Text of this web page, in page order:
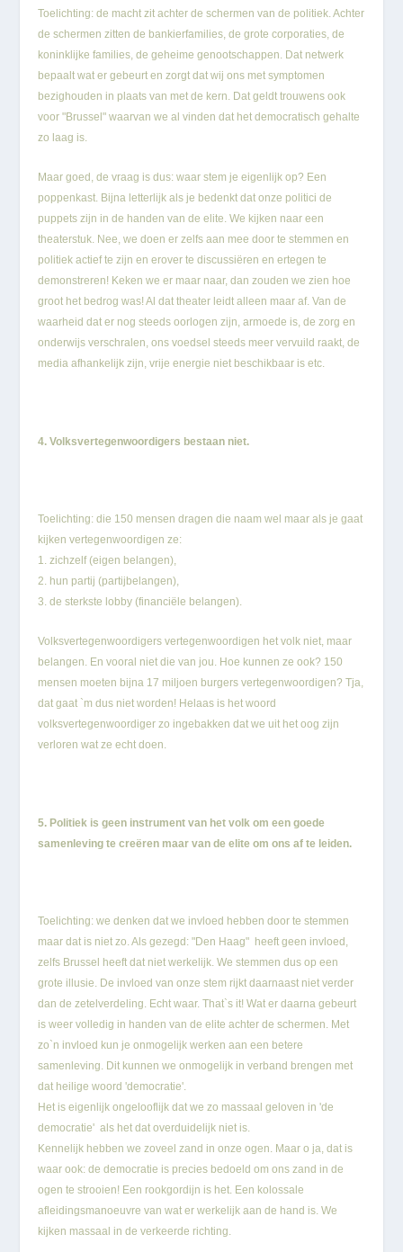
Toelichting: de macht zit achter de schermen van de politiek. Achter
de schermen zitten de bankierfamilies, de grote corporaties, de
koninklijke families, de geheime genootschappen. Dat netwerk
bepaalt wat er gebeurt en zorgt dat wij ons met symptomen
bezighouden in plaats van met de kern. Dat geldt trouwens ook
voor "Brussel" waarvan we al vinden dat het democratisch gehalte
zo laag is.
Maar goed, de vraag is dus: waar stem je eigenlijk op? Een
poppenkast. Bijna letterlijk als je bedenkt dat onze politici de
puppets zijn in de handen van de elite. We kijken naar een
theaterstuk. Nee, we doen er zelfs aan mee door te stemmen en
politiek actief te zijn en erover te discussiëren en ertegen te
demonstreren! Keken we er maar naar, dan zouden we zien hoe
groot het bedrog was! Al dat theater leidt alleen maar af. Van de
waarheid dat er nog steeds oorlogen zijn, armoede is, de zorg en
onderwijs verschralen, ons voedsel steeds meer vervuild raakt, de
media afhankelijk zijn, vrije energie niet beschikbaar is etc.
4. Volksvertegenwoordigers bestaan niet.
Toelichting: die 150 mensen dragen die naam wel maar als je gaat
kijken vertegenwoordigen ze:
1. zichzelf (eigen belangen),
2. hun partij (partijbelangen),
3. de sterkste lobby (financiële belangen).
Volksvertegenwoordigers vertegenwoordigen het volk niet, maar
belangen. En vooral niet die van jou. Hoe kunnen ze ook? 150
mensen moeten bijna 17 miljoen burgers vertegenwoordigen? Tja,
dat gaat `m dus niet worden! Helaas is het woord
volksvertegenwoordiger zo ingebakken dat we uit het oog zijn
verloren wat ze echt doen.
5. Politiek is geen instrument van het volk om een goede
samenleving te creëren maar van de elite om ons af te leiden.
Toelichting: we denken dat we invloed hebben door te stemmen
maar dat is niet zo. Als gezegd: "Den Haag" heeft geen invloed,
zelfs Brussel heeft dat niet werkelijk. We stemmen dus op een
grote illusie. De invloed van onze stem rijkt daarnaast niet verder
dan de zetelverdeling. Echt waar. That`s it! Wat er daarna gebeurt
is weer volledig in handen van de elite achter de schermen. Met
zo`n invloed kun je onmogelijk werken aan een betere
samenleving. Dit kunnen we onmogelijk in verband brengen met
dat heilige woord 'democratie'.
Het is eigenlijk ongelooflijk dat we zo massaal geloven in 'de
democratie' als het dat overduidelijk niet is.
Kennelijk hebben we zoveel zand in onze ogen. Maar o ja, dat is
waar ook: de democratie is precies bedoeld om ons zand in de
ogen te strooien! Een rookgordijn is het. Een kolossale
afleidingsmanoeuvre van wat er werkelijk aan de hand is. We
kijken massaal in de verkeerde richting.